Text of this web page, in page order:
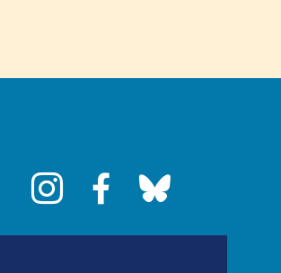
InstagramFacebook